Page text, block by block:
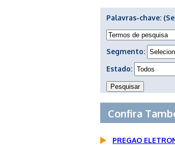
Palavras-chave:
Segmento:
Estado:
Confira
PREGAO